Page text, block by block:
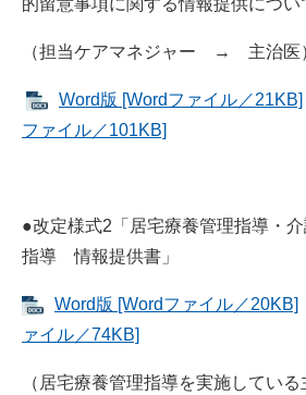
的留意事項に関する情報提供につい
（担当ケアマネジャー → 主治
Word版 [Wordファイル／21KB]
ファイル／101KB]
●改定様式2「居宅療養管理指導・
指導 情報提供書」
Word版 [Wordファイル／20KB]
ァイル／74KB]
（居宅療養管理指導を実施して